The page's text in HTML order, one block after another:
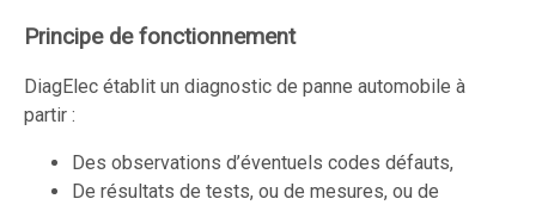
Principe de fonctionnement
DiagElec établit un diagnostic de panne automobile à
partir :
Des observations d’éventuels codes défauts,
De résultats de tests, ou de mesures, ou de